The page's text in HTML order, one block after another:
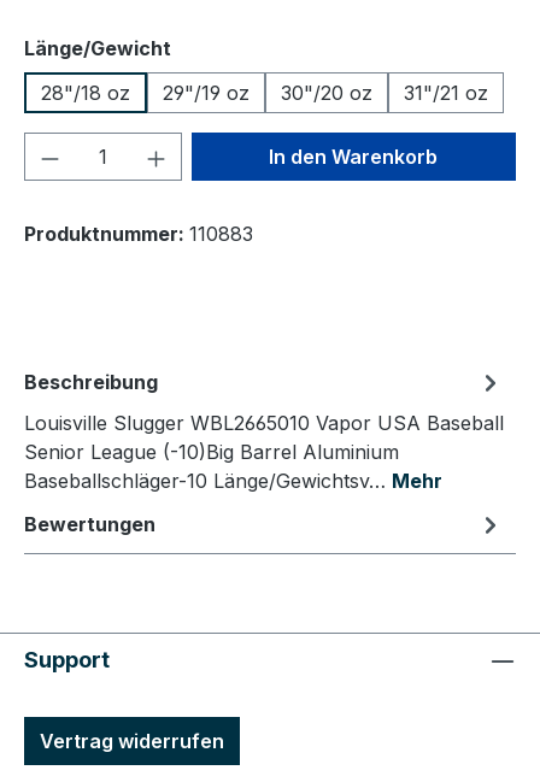
Länge/Gewicht
28"/18 oz
29"/19 oz 30"/20 oz 31"/21 oz
Produkt Anzahl: Gib denIn den Warenkorb
Produktnummer: 110883
Beschreibung
Louisville Slugger WBL2665010 Vapor USA Baseball
Senior League (-10)Big Barrel Aluminium
Baseballschläger-10 Länge/Gewichtsv… Mehr
Bewertungen
Support
Vertrag widerrufen